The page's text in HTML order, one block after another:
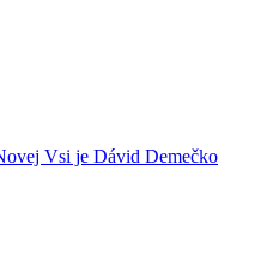
Vsi je Dávid Demečko